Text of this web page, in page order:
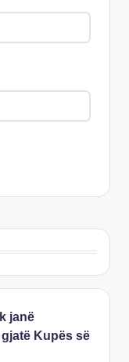
janë
Kupës së